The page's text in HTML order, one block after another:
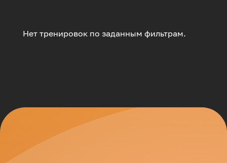
Нет тренировок по заданным фильтрам.